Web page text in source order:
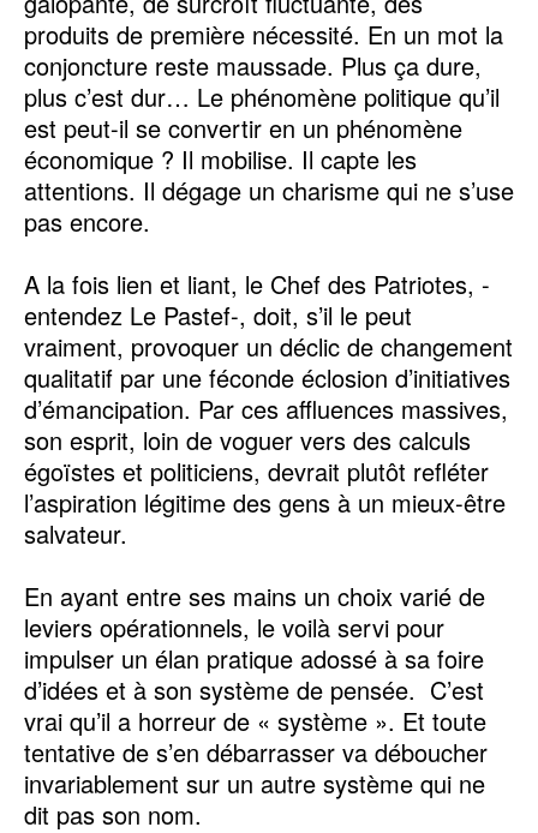
produits de première nécessité. En un mot la
conjoncture reste maussade. Plus ça dure,
plus c’est dur… Le phénomène politique qu’il
est peut-il se convertir en un phénomène
économique ? Il mobilise. Il capte les
attentions. Il dégage un charisme qui ne s’use
pas encore.
A la fois lien et liant, le Chef des Patriotes, -
entendez Le Pastef-, doit, s’il le peut
vraiment, provoquer un déclic de changement
qualitatif par une féconde éclosion d’initiatives
d’émancipation. Par ces affluences massives,
son esprit, loin de voguer vers des calculs
égoïstes et politiciens, devrait plutôt refléter
l’aspiration légitime des gens à un mieux-être
salvateur.
En ayant entre ses mains un choix varié de
leviers opérationnels, le voilà servi pour
impulser un élan pratique adossé à sa foire
d’idées et à son système de pensée. C’est
vrai qu’il a horreur de « système ». Et toute
tentative de s’en débarrasser va déboucher
invariablement sur un autre système qui ne
dit pas son nom.